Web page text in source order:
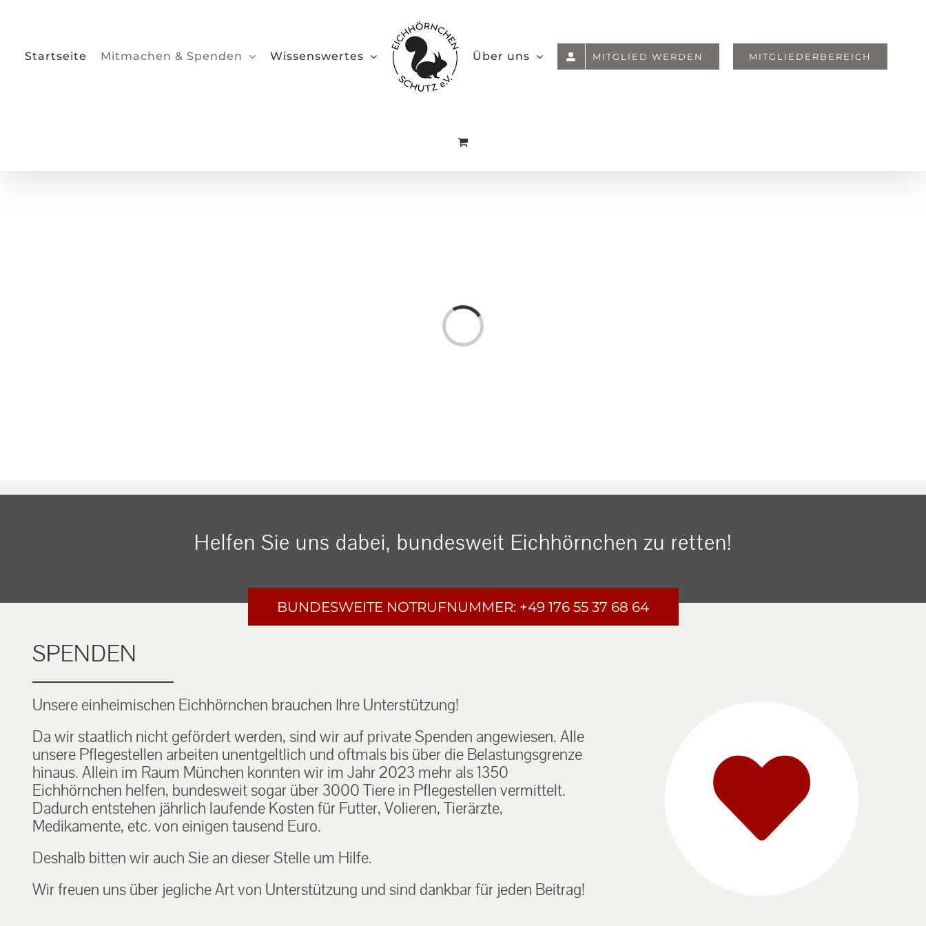
Startseite Mitmachen & Spenden Wissenswertes Über uns MITGLIED WERDEN MITGLIEDERBEREICH
Loading...
Helfen Sie uns dabei, bundesweit Eichhörnchen zu retten!
BUNDESWEITE NOTRUFNUMMER: +49 176 55 37 68 64
SPENDEN
Unsere einheimischen Eichhörnchen brauchen Ihre Unterstützung!
Da wir staatlich nicht gefördert werden, sind wir auf private Spenden angewiesen. Alle
unsere Pflegestellen arbeiten unentgeltlich und oftmals bis über die Belastungsgrenze
hinaus. Allein im Raum München konnten wir im Jahr 2023 mehr als 1350
Eichhörnchen helfen, bundesweit sogar über 3000 Tiere in Pflegestellen vermittelt.
Dadurch entstehen jährlich laufende Kosten für Futter, Volieren, Tierärzte,
Medikamente, etc. von einigen tausend Euro.
Deshalb bitten wir auch Sie an dieser Stelle um Hilfe.
Wir freuen uns über jegliche Art von Unterstützung und sind dankbar für jeden Beitrag!